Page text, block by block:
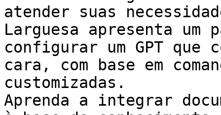
atender suas
Larguesa apresenta um
configurar um GPT que
cara, com base em
customizadas.
Aprenda a integrar